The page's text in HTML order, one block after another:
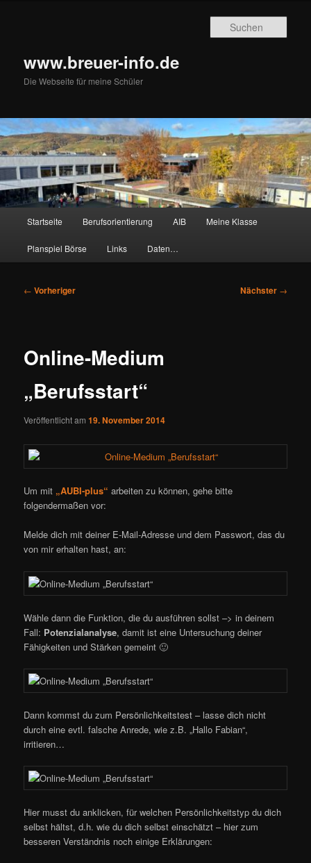
www.breuer-info.de
Die Webseite für meine Schüler
Startseite Berufsorientierung AIB Meine Klasse
Planspiel Börse Links Daten…
Beitragsnavigation
← Vorheriger Nächster →
Online-Medium
„Berufsstart“
Veröffentlicht am19. November 2014
Um mit „AUBI-plus“ arbeiten zu können, gehe bitte
folgendermaßen vor:
Melde dich mit deiner E-Mail-Adresse und dem Passwort, das du
von mir erhalten hast, an:
Wähle dann die Funktion, die du ausführen sollst –> in deinem
Fall: Potenzialanalyse, damit ist eine Untersuchung deiner
Fähigkeiten und Stärken gemeint 🙂
Dann kommst du zum Persönlichkeitstest – lasse dich nicht
durch eine evtl. falsche Anrede, wie z.B. „Hallo Fabian“,
irritieren…
Hier musst du anklicken, für welchen Persönlichkeitstyp du dich
selbst hältst, d.h. wie du dich selbst einschätzt – hier zum
besseren Verständnis noch einige Erklärungen: